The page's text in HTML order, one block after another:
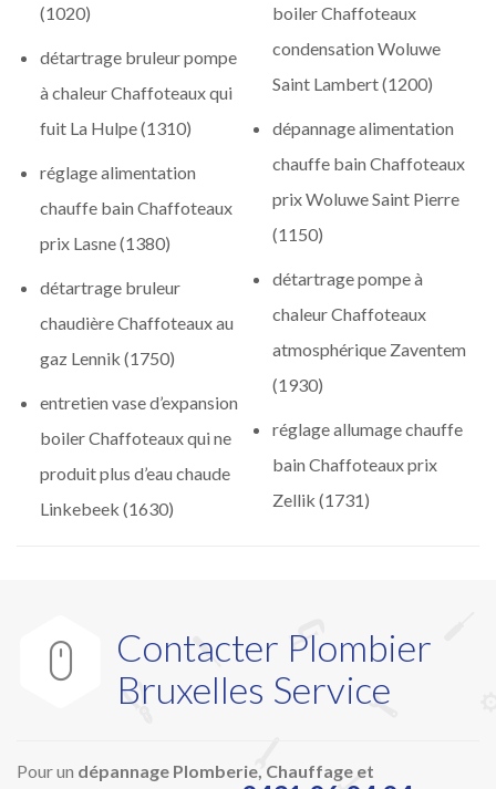
(1020)
détartrage bruleur pompe
à chaleur Chaffoteaux qui
fuit La Hulpe (1310)
réglage alimentation
chauffe bain Chaffoteaux
prix Lasne (1380)
détartrage bruleur
chaudière Chaffoteaux au
gaz Lennik (1750)
entretien vase d’expansion
boiler Chaffoteaux qui ne
produit plus d’eau chaude
Linkebeek (1630)
boiler Chaffoteaux
condensation Woluwe
Saint Lambert (1200)
dépannage alimentation
chauffe bain Chaffoteaux
prix Woluwe Saint Pierre
(1150)
détartrage pompe à
chaleur Chaffoteaux
atmosphérique Zaventem
(1930)
réglage allumage chauffe
bain Chaffoteaux prix
Zellik (1731)

Contacter Plombier
Bruxelles Service
Pour un dépannage Plomberie, Chauffage et